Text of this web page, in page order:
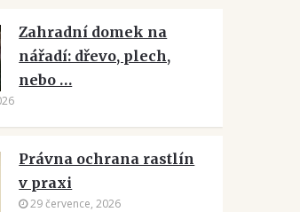
Zahradní domek na
nářadí: dřevo, plech,
nebo …
Právna ochrana rastlín
v praxi
29 července, 2026